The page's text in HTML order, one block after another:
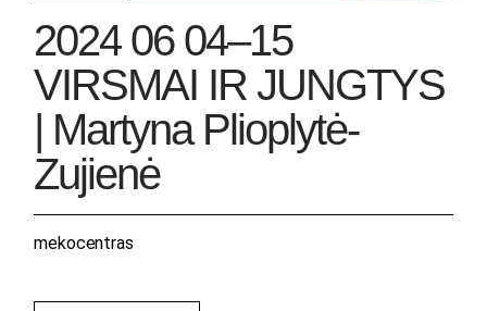
2024 06 04–15
VIRSMAI IR JUNGTYS
| Martyna Plioplytė-
Zujienė
mekocentras